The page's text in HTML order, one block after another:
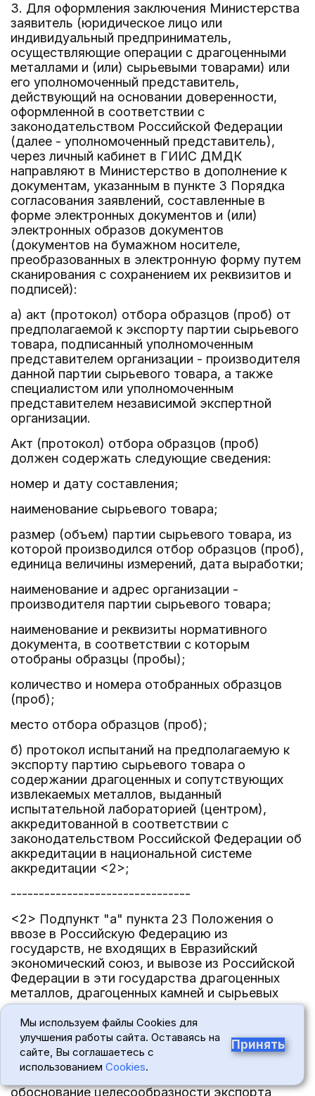
3. Для оформления заключения Министерства
заявитель (юридическое лицо или
индивидуальный предприниматель,
осуществляющие операции с драгоценными
металлами и (или) сырьевыми товарами) или
его уполномоченный представитель,
действующий на основании доверенности,
оформленной в соответствии с
законодательством Российской Федерации
(далее - уполномоченный представитель),
через личный кабинет в ГИИС ДМДК
направляют в Министерство в дополнение к
документам, указанным в пункте 3 Порядка
согласования заявлений, составленные в
форме электронных документов и (или)
электронных образов документов
(документов на бумажном носителе,
преобразованных в электронную форму путем
сканирования с сохранением их реквизитов и
подписей):
а) акт (протокол) отбора образцов (проб) от
предполагаемой к экспорту партии сырьевого
товара, подписанный уполномоченным
представителем организации - производителя
данной партии сырьевого товара, а также
специалистом или уполномоченным
представителем независимой экспертной
организации.
Акт (протокол) отбора образцов (проб)
должен содержать следующие сведения:
номер и дату составления;
наименование сырьевого товара;
размер (объем) партии сырьевого товара, из
которой производился отбор образцов (проб),
единица величины измерений, дата выработки;
наименование и адрес организации -
производителя партии сырьевого товара;
наименование и реквизиты нормативного
документа, в соответствии с которым
отобраны образцы (пробы);
количество и номера отобранных образцов
(проб);
место отбора образцов (проб);
б) протокол испытаний на предполагаемую к
экспорту партию сырьевого товара о
содержании драгоценных и сопутствующих
извлекаемых металлов, выданный
испытательной лабораторией (центром),
аккредитованной в соответствии с
законодательством Российской Федерации об
аккредитации в национальной системе
аккредитации <2>;
--------------------------------
<2> Подпункт "а" пункта 23 Положения о
ввозе в Российскую Федерацию из
государств, не входящих в Евразийский
экономический союз, и вывозе из Российской
Федерации в эти государства драгоценных
металлов, драгоценных камней и сырьевых
товаров, содержащих драгоценные металлы,
утвержденногоУказом Президента
Российской Федерации от 20 сентября 2010 г.
N 1137.
обоснование целесообразности экспорта
Мы используем файлы Cookies для
улучшения работы сайта. Оставаясь на
сайте, Вы соглашаетесь с
использованием Cookies.
Принять